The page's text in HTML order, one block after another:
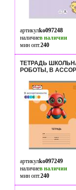
артикулko097248
наличиев наличии
мин опт.240
ТЕТРАДЬ
РОБОТЫ, В
артикулko097249
наличиев наличии
мин опт.240